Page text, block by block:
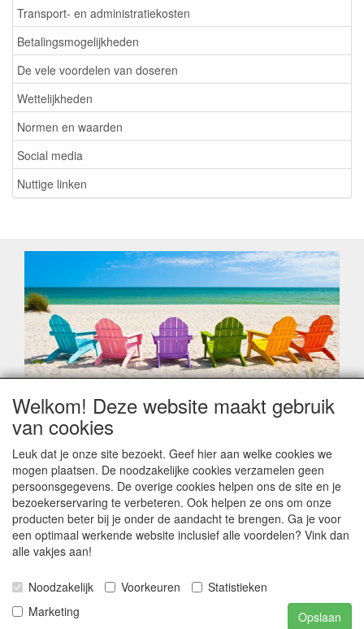
Transport- en administratiekosten
Betalingsmogelijkheden
De vele voordelen van doseren
Wettelijkheden
Normen en waarden
Social media
Nuttige linken
Geachte klant,
Zoals elk jaar zorgt de verlofperiode, naast een hoop
leveringsproblemen.
Sommige fabrikanten sluiten of werken met een
vakantiebezetting.
Bestellingen die vanaf +/- 15 juli geplaatst worden kunnen
hierdoor vertraging oplopen. Wanneer die voorradig is en alle
betalingsmodaliteiten zijn vervuld dan de bestelling verstuurd
worden. Indien deze nog terug moeten binnen komen dan is
Augustus stabiliseert zich dit dan wel en kunnen wij, meestal,
opnieuw vlot werken.
Bedankt voor uw begrip.
Welkom! Deze website maakt gebruik
van cookies
Leuk dat je onze site bezoekt. Geef hier aan welke cookies we
mogen plaatsen. De noodzakelijke cookies verzamelen geen
persoonsgegevens. De overige cookies helpen ons de site en je
bezoekerservaring te verbeteren. Ook helpen ze ons om onze
producten beter bij je onder de aandacht te brengen. Ga je voor
een optimaal werkende website inclusief alle voordelen? Vink dan
alle vakjes aan!
Noodzakelijk Voorkeuren
Statistieken
Marketing
Opslaan